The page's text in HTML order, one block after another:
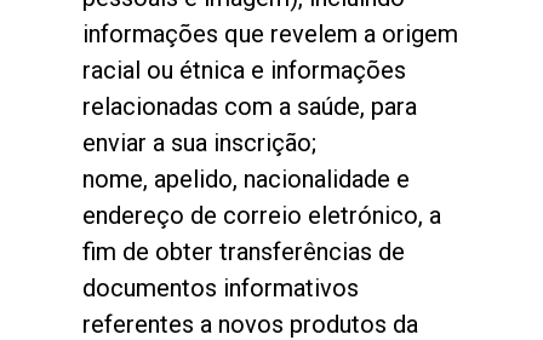
informações que revelem a origem
racial ou étnica e informações
relacionadas com a saúde, para
enviar a sua inscrição;
nome, apelido, nacionalidade e
endereço de correio eletrónico, a
fim de obter transferências de
documentos informativos
referentes a novos produtos da